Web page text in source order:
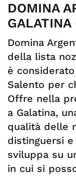
DOMINA
GALATINA
Domina
della lista
è
Salento per
Offre nella
a Galatina,
qualità delle
distinguersi
sviluppa su
in cui si